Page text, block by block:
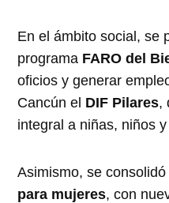
En el ámbito social, se
programa FARO del
oficios y generar
Cancún el DIF Pilares,
integral a niñas, niños
Asimismo, se consolidó
para mujeres, con